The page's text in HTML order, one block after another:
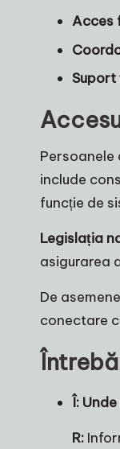
Acces
include
funcție de
Legislația
asigurarea
De
conectare
Î:
R: